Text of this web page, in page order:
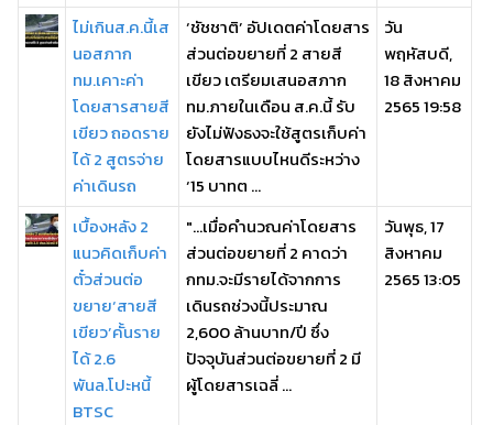
ไม่เกินส.ค.นี้เส
นอสภาก
ทม.เคาะค่า
โดยสารสายสี
เขียว ถอดราย
ได้ 2 สูตรจ่าย
ค่าเดินรถ
‘ชัชชาติ’ อัปเดตค่าโดยสาร
ส่วนต่อขยายที่ 2 สายสี
เขียว เตรียมเสนอสภาก
ทม.ภายในเดือน ส.ค.นี้ รับ
ยังไม่ฟังธงจะใช้สูตรเก็บค่า
โดยสารแบบไหนดีระหว่าง
‘15 บาทต ...
วัน
พฤหัสบดี,
18 สิงหาคม
2565 19:58
เบื้องหลัง 2
แนวคิดเก็บค่า
ตั๋วส่วนต่อ
ขยาย‘สายสี
เขียว’คั้นราย
ได้ 2.6
พันล.โปะหนี้
BTSC
"...เมื่อคำนวณค่าโดยสาร
ส่วนต่อขยายที่ 2 คาดว่า
กทม.จะมีรายได้จากการ
เดินรถช่วงนี้ประมาณ
2,600 ล้านบาท/ปี ซึ่ง
ปัจจุบันส่วนต่อขยายที่ 2 มี
ผู้โดยสารเฉลี่ ...
วันพุธ, 17
สิงหาคม
2565 13:05